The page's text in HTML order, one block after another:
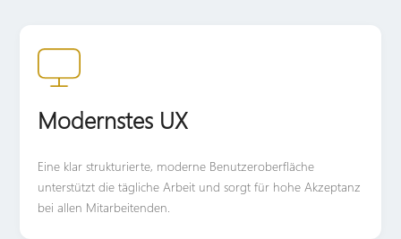
Modernstes UX
Eine klar strukturierte, moderne Benutzeroberfläche
unterstützt die tägliche Arbeit und sorgt für hohe Akzeptanz
bei allen Mitarbeitenden.